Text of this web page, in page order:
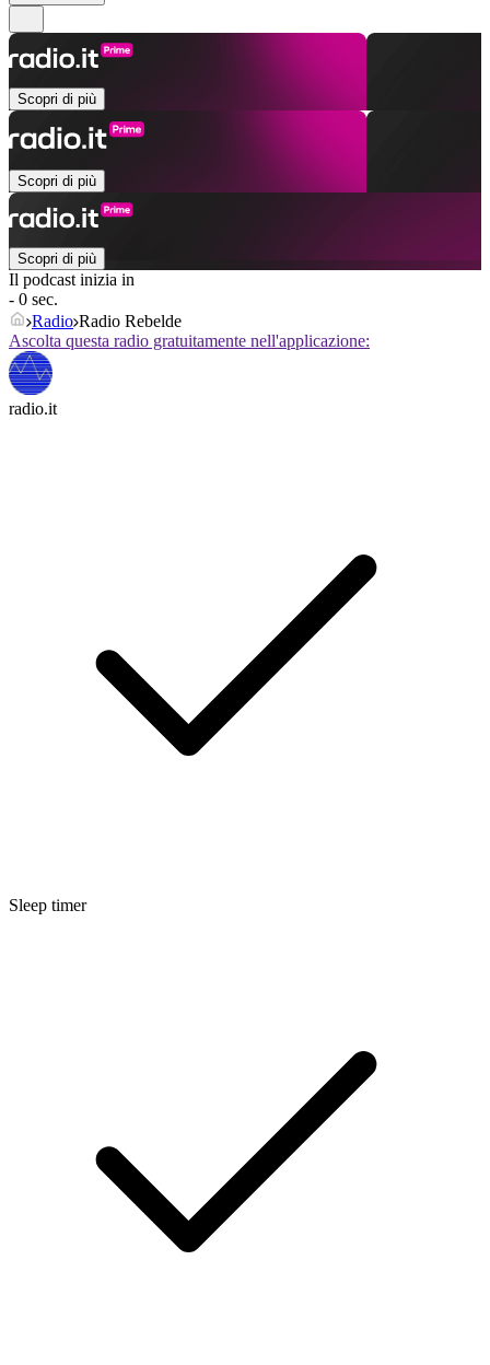
Scopri di più
Scopri di più
Scopri di più
Il podcast inizia in
- 0 sec.
Radio Radio Rebelde
Ascolta questa radio gratuitamente nell'applicazione:
radio.it
Sleep timer